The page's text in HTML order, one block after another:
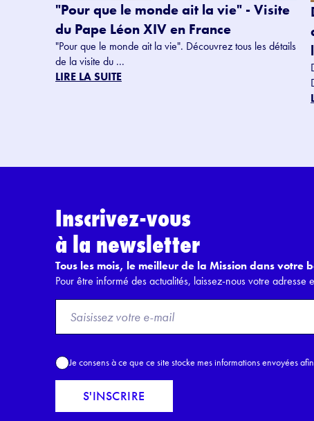
"Pour que le monde ait la vie" - Visite
du Pape Léon XIV en France
"Pour que le monde ait la vie". Découvrez tous les détails
de la visite du ...
LIRE LA SUITE
Inscrivez-vous
à la newsletter
Tous les mois, le meilleur de la Mission dans votre
Pour être informé des actualités, laissez-nous votre adresse
o
E
m
i
A
c
Je consens à ce que ce site stocke mes informations envoyées
S'INSCRIRE